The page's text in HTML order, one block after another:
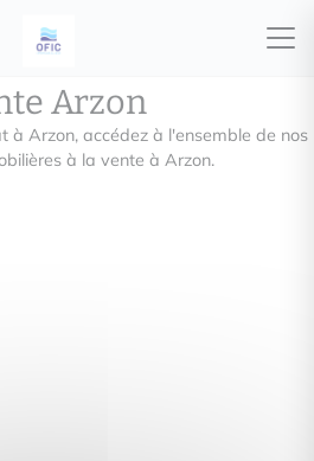
Arzon
à Arzon, accédez à l'ensemble de nos
à la vente à Arzon.